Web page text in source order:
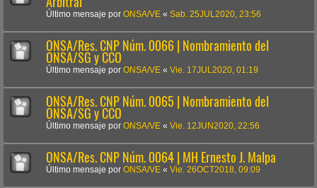
Último mensaje por ONSA/VE « Sab. 25JUL2020, 23:56
ONSA/Res. CNP Núm. 0066 | Nombramiento del
ONSA/SG y CCO
Último mensaje por ONSA/VE « Vie. 17JUL2020, 01:19
ONSA/Res. CNP Núm. 0065 | Nombramiento del
ONSA/SG y CCO
Último mensaje por ONSA/VE « Vie. 12JUN2020, 22:56
ONSA/Res. CNP Núm. 0064 | MH Ernesto J. Malpa
Último mensaje por ONSA/VE « Vie. 26OCT2018, 09:09